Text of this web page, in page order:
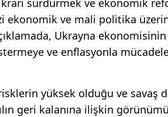
sürdürmek ve ekonomik
ekonomik ve mali politika
Ukrayna
ve enflasyonla
yüksek olduğu ve savaş
geri kalanına ilişkin